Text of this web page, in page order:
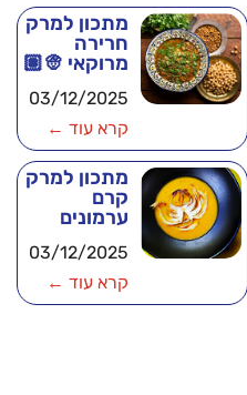
מתכון למרק
חרירה
מרוקאי 👳🏽
03/12/2025
קרא עוד ←
מתכון למרק
קרם
ערמונים
03/12/2025
קרא עוד ←